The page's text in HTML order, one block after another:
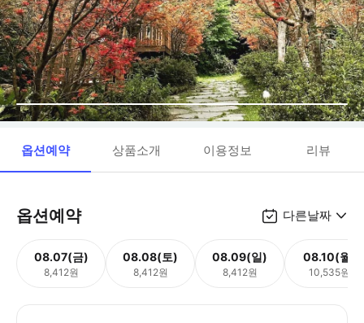
옵션예약 상품소개 이용정보 리뷰
옵션예약 다른날짜
08.07(금)
8,412원
08.08(토)
8,412원
08.09(일)
8,412원
08.10(월)
10,535원